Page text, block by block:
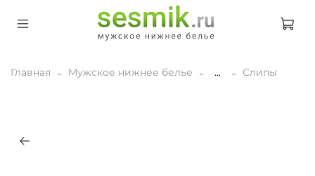
Главная Мужское нижнее белье ... Слипы